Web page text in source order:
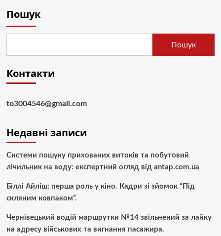
Пошук
Пошук
Контакти
to3004546@gmail.com
Недавні записи
Системи пошуку прихованих витоків та побутовий
лічильник на воду: експертний огляд від antap.com.ua
Біллі Айліш: перша роль у кіно. Кадри зі зйомок “Під
скляним ковпаком”.
Чернівецький водій маршрутки №14 звільнений за лайку
на адресу військових та вигнання пасажира.